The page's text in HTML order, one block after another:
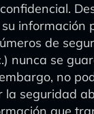
información
de
nunca se
no
la seguridad